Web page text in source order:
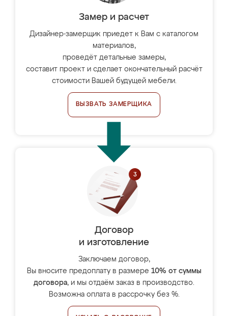
Замер и расчет
Дизайнер-замерщик приедет к Вам с каталогом
материалов,
проведёт детальные замеры,
составит проект и сделает окончательный расчёт
стоимости Вашей будущей мебели.
ВЫЗВАТЬ ЗАМЕРЩИКА
Договор
и изготовление
Заключаем договор,
Вы вносите предоплату в размере 10% от суммы
договора, и мы отдаём заказ в производство.
Возможна оплата в рассрочку без %.